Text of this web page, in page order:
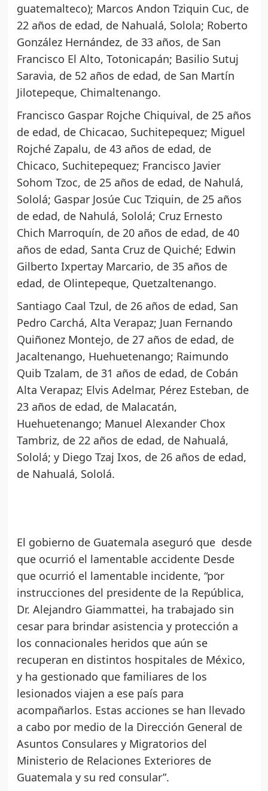
guatemalteco); Marcos Andon Tziquin Cuc, de
22 años de edad, de Nahualá, Solola; Roberto
González Hernández, de 33 años, de San
Francisco El Alto, Totonicapán; Basilio Sutuj
Saravia, de 52 años de edad, de San Martín
Jilotepeque, Chimaltenango.
Francisco Gaspar Rojche Chiquival, de 25 años
de edad, de Chicacao, Suchitepequez; Miguel
Rojché Zapalu, de 43 años de edad, de
Chicaco, Suchitepequez; Francisco Javier
Sohom Tzoc, de 25 años de edad, de Nahulá,
Sololá; Gaspar Josúe Cuc Tziquin, de 25 años
de edad, de Nahulá, Sololá; Cruz Ernesto
Chich Marroquín, de 20 años de edad, de 40
años de edad, Santa Cruz de Quiché; Edwin
Gilberto Ixpertay Marcario, de 35 años de
edad, de Olintepeque, Quetzaltenango.
Santiago Caal Tzul, de 26 años de edad, San
Pedro Carchá, Alta Verapaz; Juan Fernando
Quiñonez Montejo, de 27 años de edad, de
Jacaltenango, Huehuetenango; Raimundo
Quib Tzalam, de 31 años de edad, de Cobán
Alta Verapaz; Elvis Adelmar, Pérez Esteban, de
23 años de edad, de Malacatán,
Huehuetenango; Manuel Alexander Chox
Tambriz, de 22 años de edad, de Nahualá,
Sololá; y Diego Tzaj Ixos, de 26 años de edad,
de Nahualá, Sololá.
El gobierno de Guatemala aseguró que desde
que ocurrió el lamentable accidente Desde
que ocurrió el lamentable incidente, “por
instrucciones del presidente de la República,
Dr. Alejandro Giammattei, ha trabajado sin
cesar para brindar asistencia y protección a
los connacionales heridos que aún se
recuperan en distintos hospitales de México,
y ha gestionado que familiares de los
lesionados viajen a ese país para
acompañarlos. Estas acciones se han llevado
a cabo por medio de la Dirección General de
Asuntos Consulares y Migratorios del
Ministerio de Relaciones Exteriores de
Guatemala y su red consular”.